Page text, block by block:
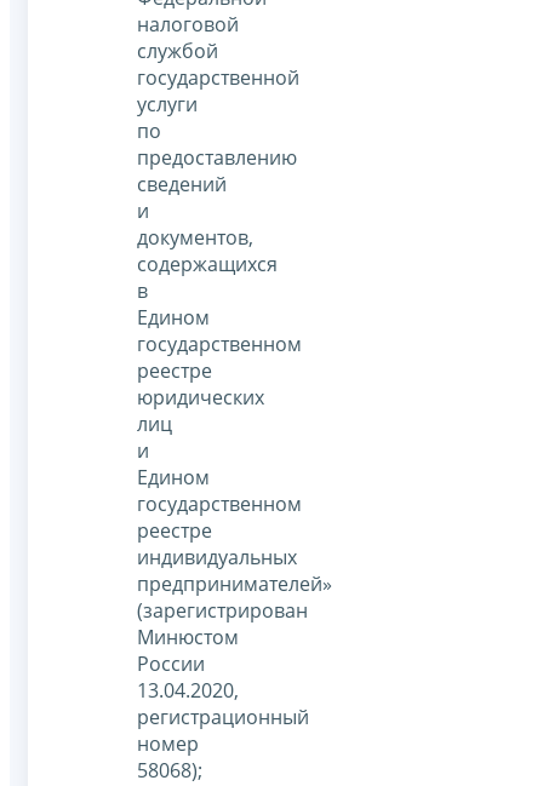
налоговой
службой
государственной
услуги
по
предоставлению
сведений
и
документов,
содержащихся
в
Едином
государственном
реестре
юридических
лиц
и
Едином
государственном
реестре
индивидуальных
предпринимателей»
(зарегистрирован
Минюстом
России
13.04.2020,
регистрационный
номер
58068);